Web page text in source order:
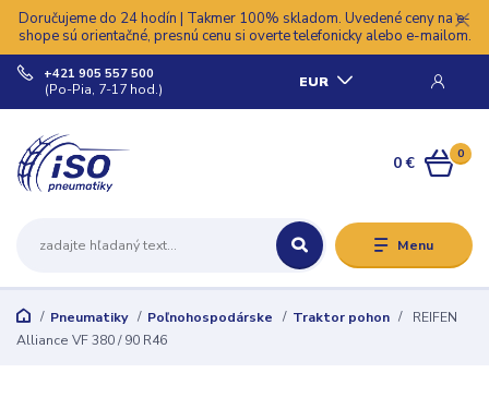
Doručujeme do 24 hodín | Takmer 100% skladom. Uvedené ceny na e-
shope sú orientačné, presnú cenu si overte telefonicky alebo e-mailom.
Menu
EUR
+421 905 557 500
(Po-Pia, 7-17 hod.)
0
0 €
Pneumatiky Poľnohospodárske Traktor pohon
REIFEN
Alliance VF 380 / 90 R46